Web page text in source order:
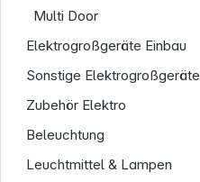
Multi Door
Elektrogroßgeräte Einbau
Sonstige Elektrogroßgeräte
Zubehör Elektro
Beleuchtung
Leuchtmittel & Lampen